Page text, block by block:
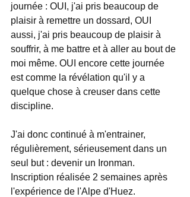
journée : OUI, j'ai pris beaucoup de
plaisir à remettre un dossard, OUI
aussi, j'ai pris beaucoup de plaisir à
souffrir, à me battre et à aller au bout de
moi même. OUI encore cette journée
est comme la révélation qu'il y a
quelque chose à creuser dans cette
discipline.
J'ai donc continué à m'entrainer,
régulièrement, sérieusement dans un
seul but : devenir un Ironman.
Inscription réalisée 2 semaines après
l'expérience de l'Alpe d'Huez.